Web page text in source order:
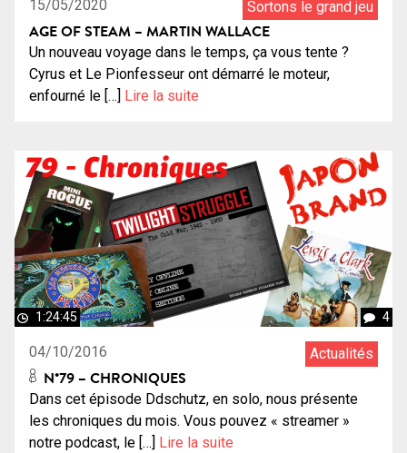
15/05/2020 Sortons le grand jeu
AGE OF STEAM – MARTIN WALLACE
Un nouveau voyage dans le temps, ça vous tente ?
Cyrus et Le Pionfesseur ont démarré le moteur,
enfourné le […] Lire la suite
1:24:45 4
04/10/2016 Actualités
N°79 – CHRONIQUES
Dans cet épisode Ddschutz, en solo, nous présente
les chroniques du mois. Vous pouvez « streamer »
notre podcast, le […]
Lire la suite